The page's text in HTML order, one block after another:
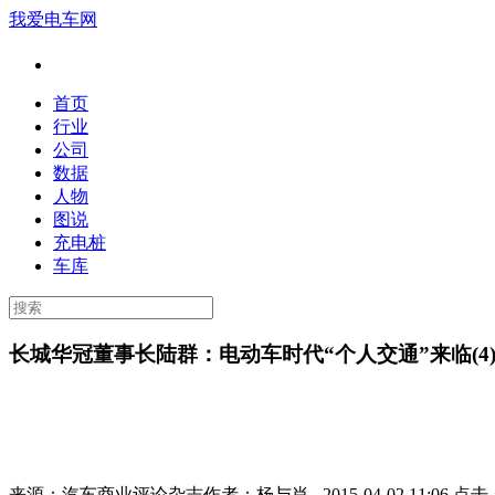
我爱电车网
首页
行业
公司
数据
人物
图说
充电桩
车库
长城华冠董事长陆群：电动车时代“个人交通”来临(4)